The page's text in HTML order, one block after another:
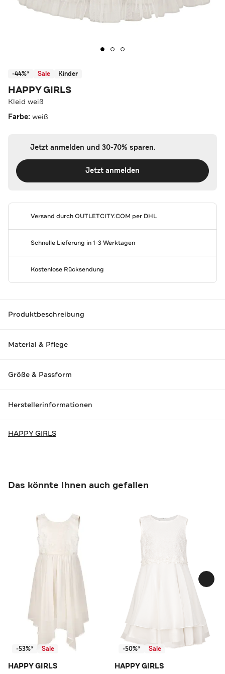
-44%* Sale Kinder
HAPPY GIRLS
Kleid weiß
Farbe: weiß
Jetzt anmelden und 30-70% sparen.
Jetzt anmelden
Versand durchOUTLETCITY.COM per DHL
Schnelle Lieferung in 1-3 Werktagen
Kostenlose Rücksendung
Produktbeschreibung
Material & Pflege
Größe & Passform
Herstellerinformationen
HAPPY GIRLS
Das könnte Ihnen auch gefallen
-53%* Sale
HAPPY GIRLS
-50%* Sale
HAPPY GIRLS